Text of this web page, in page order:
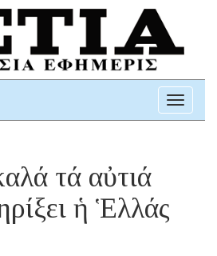
Toggle
τά αὐτιά
ἡ Ἑλλάς